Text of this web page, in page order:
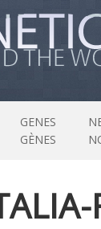
GENES
GÈNES